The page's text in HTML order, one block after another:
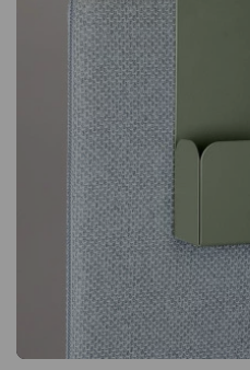
– montagebereit Das Set
die Alumi Stellwand
Ihren Arbeitsplatz flexibel und
gestalten. Standfüße passend
Abstracta. Das Set enthält
oder Stellfüßen, mit oder ohne
für Alumi Stellwände Grau
Boden Rollenhöhe: 10 cm vom